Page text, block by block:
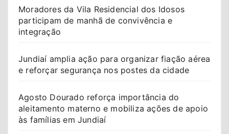
Moradores da Vila Residencial dos Idosos
participam de manhã de convivência e
integração
Jundiaí amplia ação para organizar fiação aérea
e reforçar segurança nos postes da cidade
Agosto Dourado reforça importância do
aleitamento materno e mobiliza ações de apoio
às famílias em Jundiaí